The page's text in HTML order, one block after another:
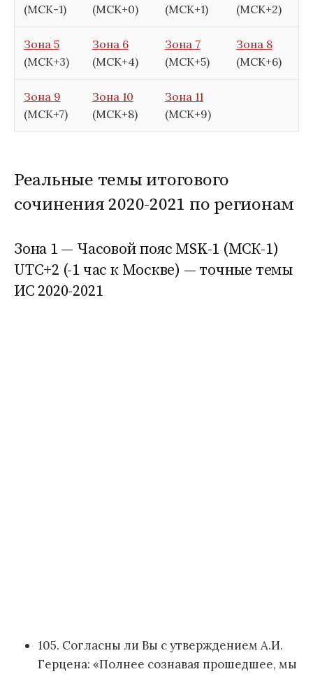
(МСК-1)
(МСК+0)
(МСК+1)
(МСК+2)
Зона 5
(МСК+3)
Зона 6
(МСК+4)
Зона 7
(МСК+5)
Зона 8
(МСК+6)
Зона 9
(МСК+7)
Зона 10
(МСК+8)
Зона 11
(МСК+9)
Реальные темы итогового
сочинения 2020-2021 по регионам
Зона 1 — Часовой пояс MSK-1 (МСК-1)
UTC+2 (-1 час к Москве) — точные темы
ИС 2020-2021
105. Согласны ли Вы с утверждением А.И.
Герцена: «Полнее сознавая прошедшее, мы